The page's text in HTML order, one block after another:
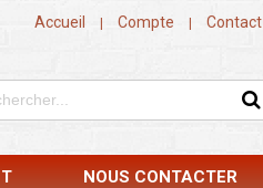
Accueil | Compte | Contact
NOUS CONTACTER